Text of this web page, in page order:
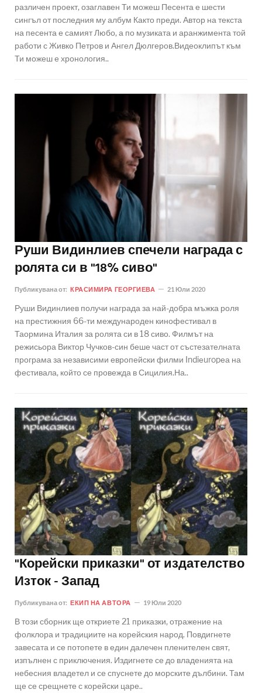
различен проект, озаглавен Ти можеш Песента е шести
сингъл от последния му албум Както преди. Автор на текста
на песента е самият Любо, а по музиката и аранжимента той
работи с Живко Петров и Ангел Дюлгеров.Видеоклипът към
Ти можеш е хронология..
Руши Видинлиев спечели награда с
ролята си в "18% сиво"
Публикувана от: КРАСИМИРА ГЕОРГИЕВА 21 Юли 2020
Руши Видинлиев получи награда за най-добра мъжка роля
на престижния 66-ти международен кинофестивал в
Таормина Италия за ролята си в 18 сиво. Филмът на
режисьора Виктор Чучков-син беше част от състезателната
програма за независими европейски филми Indiеuropеа на
фестивала, който се провежда в Сицилия.На..
"Корейски приказки" от издателство
Изток - Запад
Публикувана от: ЕКИП НА АВТОРА 19 Юли 2020
В този сборник ще откриете 21 приказки, отражение на
фолклора и традициите на корейския народ. Повдигнете
завесата и се потопете в един далечен пленителен свят,
изпълнен с приключения. Издигнете се до владенията на
небесния владетел и се спуснете до морските дълбини. Там
ще се срещнете с корейски царе..